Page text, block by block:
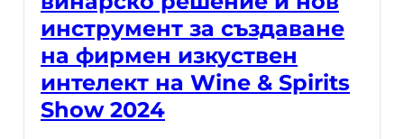
инструмент за създаване
на фирмен изкуствен
интелект на Wine & Spirits
Show 2024